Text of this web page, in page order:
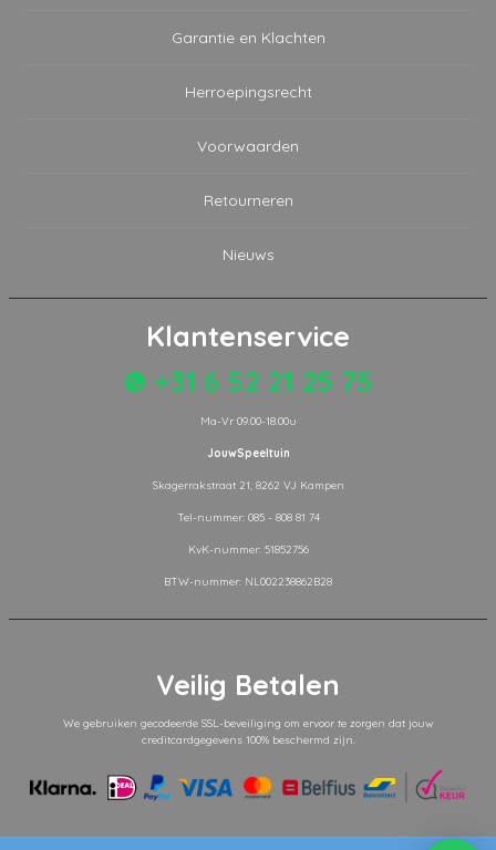
Garantie en Klachten
Herroepingsrecht
Voorwaarden
Retourneren
Nieuws
Klantenservice
+31 6 52 21 25 75
Ma-Vr 09.00-18.00u
JouwSpeeltuin
Skagerrakstraat 21, 8262 VJ Kampen
Tel-nummer: 085 - 808 81 74
KvK-nummer: 51852756
BTW-nummer: NL002238862B28
Veilig Betalen
We gebruiken gecodeerde SSL-beveiliging om ervoor te zorgen dat jouw
creditcardgegevens 100% beschermd zijn.